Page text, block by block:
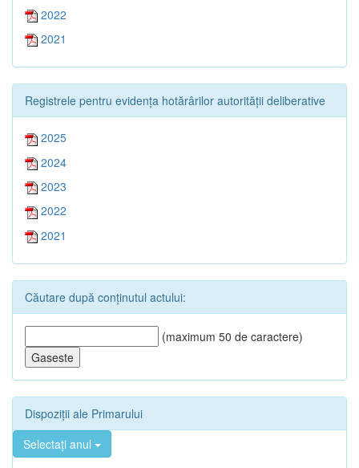
2022
2021
Registrele pentru evidența hotărârilor autorității deliberative
2025
2024
2023
2022
2021
Căutare după conținutul actului:
(maximum 50 de caractere)
Dispoziții ale Primarului
Selectați anul